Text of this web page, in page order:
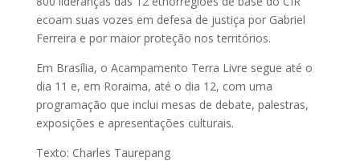
ecoam suas vozes em defesa de justiça por Gabriel
Ferreira e por maior proteção nos territórios.
Em Brasília, o Acampamento Terra Livre segue até o
dia 11 e, em Roraima, até o dia 12, com uma
programação que inclui mesas de debate, palestras,
exposições e apresentações culturais.
Texto: Charles Taurepang